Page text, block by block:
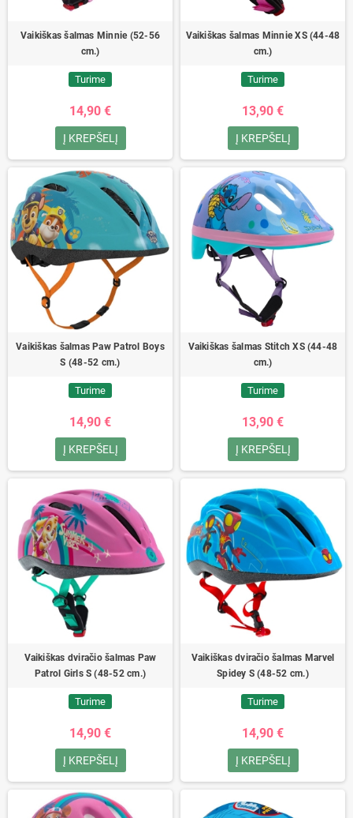
Vaikiškas šalmas Minnie (52-56
cm.)
Turime
14,90 €
Į KREPŠELĮ
Vaikiškas šalmas Minnie XS (44-48
cm.)
Turime
13,90 €
Į KREPŠELĮ
Vaikiškas šalmas Paw Patrol Boys
S (48-52 cm.)
Turime
14,90 €
Į KREPŠELĮ
Vaikiškas šalmas Stitch XS (44-48
cm.)
Turime
13,90 €
Į KREPŠELĮ
Vaikiškas dviračio šalmas Paw
Patrol Girls S (48-52 cm.)
Turime
14,90 €
Į KREPŠELĮ
Vaikiškas dviračio šalmas Marvel
Spidey S (48-52 cm.)
Turime
14,90 €
Į KREPŠELĮ